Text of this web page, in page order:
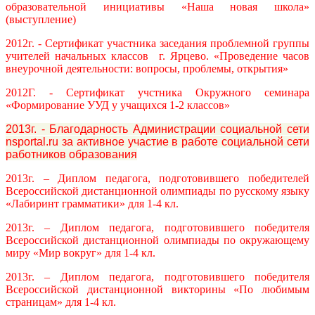
образовательной инициативы «Наша новая школа»
(выступление)
2012г. - Сертификат участника заседания проблемной группы
учителей начальных классов
г. Ярцево. «Проведение часов
внеурочной деятельности: вопросы, проблемы, открытия»
2012Г. - Сертификат учстника Окружного семинара
«Формирование УУД у учащихся 1-2 классов»
2013г. - Благодарность Администрации социальной сети
nsportal.ru за активное участие в работе социальной сети
работников образования
2013г. – Диплом педагога, подготовившего победителей
Всероссийской дистанционной олимпиады по русскому языку
«Лабиринт грамматики» для 1-4 кл.
2013г. – Диплом педагога, подготовившего победителя
Всероссийской дистанционной олимпиады по окружающему
миру «Мир вокруг» для 1-4 кл.
2013г. – Диплом педагога, подготовившего победителя
Всероссийской дистанционной викторины «По любимым
страницам» для 1-4 кл.